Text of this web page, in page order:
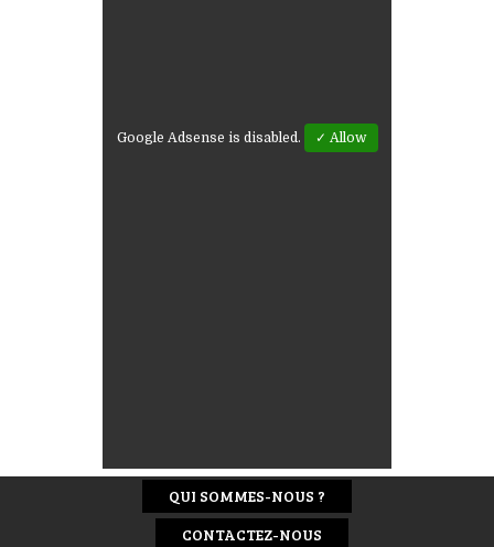
Google Adsense is disabled. ✓ Allow
QUI SOMMES-NOUS ?
CONTACTEZ-NOUS